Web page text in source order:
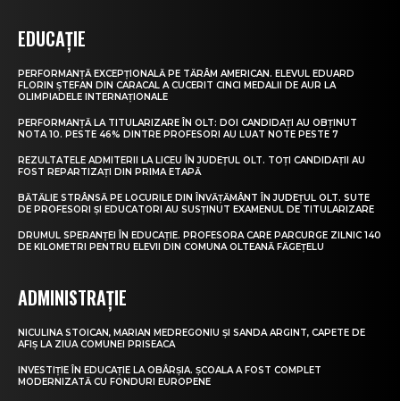
EDUCAȚIE
PERFORMANȚĂ EXCEPȚIONALĂ PE TĂRÂM AMERICAN. ELEVUL EDUARD
FLORIN ȘTEFAN DIN CARACAL A CUCERIT CINCI MEDALII DE AUR LA
OLIMPIADELE INTERNAȚIONALE
PERFORMANȚĂ LA TITULARIZARE ÎN OLT: DOI CANDIDAȚI AU OBȚINUT
NOTA 10. PESTE 46% DINTRE PROFESORI AU LUAT NOTE PESTE 7
REZULTATELE ADMITERII LA LICEU ÎN JUDEȚUL OLT. TOȚI CANDIDAȚII AU
FOST REPARTIZAȚI DIN PRIMA ETAPĂ
BĂTĂLIE STRÂNSĂ PE LOCURILE DIN ÎNVĂȚĂMÂNT ÎN JUDEȚUL OLT. SUTE
DE PROFESORI ȘI EDUCATORI AU SUSȚINUT EXAMENUL DE TITULARIZARE
DRUMUL SPERANȚEI ÎN EDUCAȚIE. PROFESORA CARE PARCURGE ZILNIC 140
DE KILOMETRI PENTRU ELEVII DIN COMUNA OLTEANĂ FĂGEȚELU
ADMINISTRAȚIE
NICULINA STOICAN, MARIAN MEDREGONIU ȘI SANDA ARGINT, CAPETE DE
AFIȘ LA ZIUA COMUNEI PRISEACA
INVESTIȚIE ÎN EDUCAȚIE LA OBÂRȘIA. ȘCOALA A FOST COMPLET
MODERNIZATĂ CU FONDURI EUROPENE